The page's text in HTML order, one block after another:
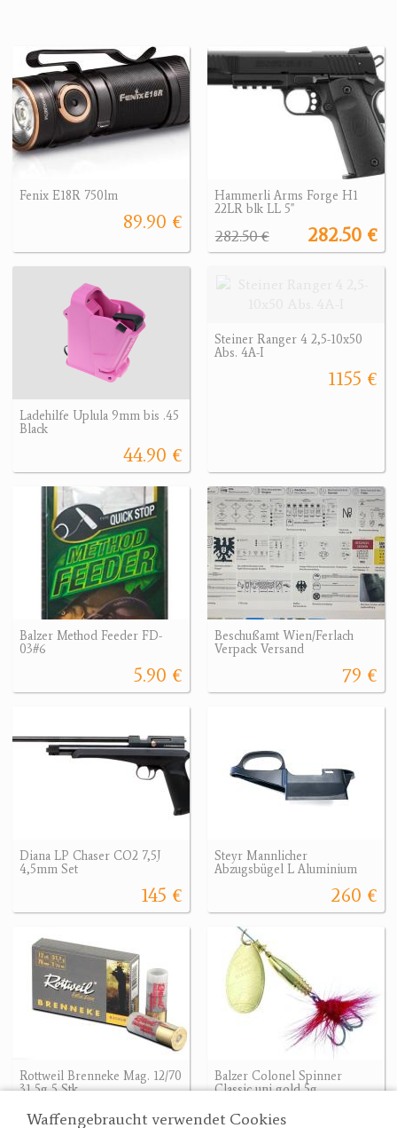
Waffengebraucht verwendet Cookies
Fenix E18R 750lm
89.90 €
Hammerli Arms Forge H1
22LR blk LL 5"
282.50 €
282.50 €
Ladehilfe Uplula 9mm bis .45
Black
44.90 €
Steiner Ranger 4 2,5-10x50
Abs. 4A-I
1155 €
Balzer Method Feeder FD-
03#6
5.90 €
Beschußamt Wien/Ferlach
Verpack Versand
79 €
Diana LP Chaser CO2 7,5J
4,5mm Set
145 €
Steyr Mannlicher
Abzugsbügel L Aluminium
260 €
Rottweil Brenneke Mag. 12/70
31,5g 5 Stk.
16.90 €
Balzer Colonel Spinner
Classic uni gold 5g